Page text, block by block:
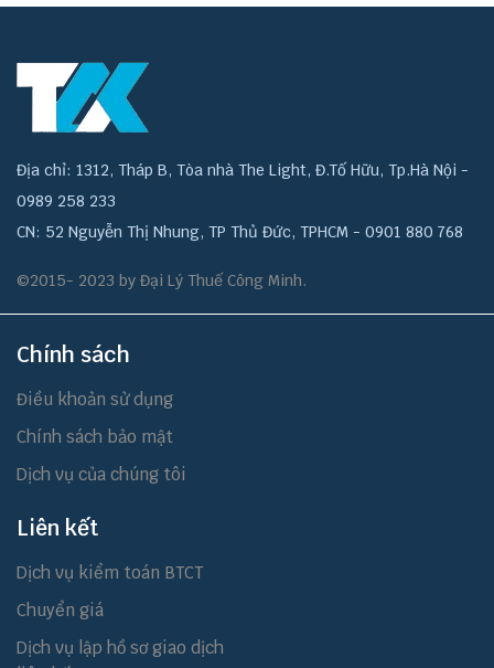
Địa chỉ: 1312, Tháp B, Tòa nhà The Light, Đ.Tố Hữu, Tp.Hà Nội -
0989 258 233
CN: 52 Nguyễn Thị Nhung, TP Thủ Đức, TPHCM - 0901 880 768
©2015- 2023 by Đại Lý Thuế Công Minh.
Chính sách
Điều khoản sử dụng
Chính sách bảo mật
Dịch vụ của chúng tôi
Liên kết
Dịch vụ kiểm toán BTCT
Chuyển giá
Dịch vụ lập hồ sơ giao dịch